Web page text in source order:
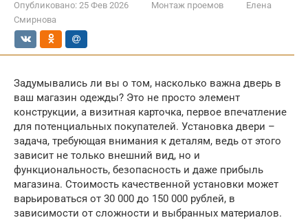
Опубликовано: 25 Фев 2026 Монтаж проемов
Елена
Смирнова
Задумывались ли вы о том, насколько важна дверь в
ваш магазин одежды? Это не просто элемент
конструкции, а визитная карточка, первое впечатление
для потенциальных покупателей. Установка двери –
задача, требующая внимания к деталям, ведь от этого
зависит не только внешний вид, но и
функциональность, безопасность и даже прибыль
магазина. Стоимость качественной установки может
варьироваться от 30 000 до 150 000 рублей, в
зависимости от сложности и выбранных материалов.